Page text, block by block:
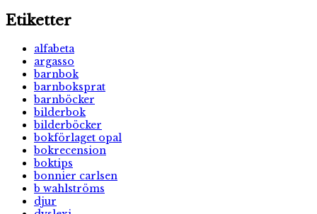
Etiketter
alfabeta
argasso
barnbok
barnboksprat
barnböcker
bilderbok
bilderböcker
bokförlaget opal
bokrecension
boktips
bonnier carlsen
b wahlströms
djur